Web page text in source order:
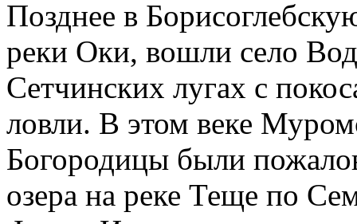
Позднее в
реки Оки, вошли село
Сетчинских лугах с
ловли. В этом веке
Богородицы были
озера на реке Теще по